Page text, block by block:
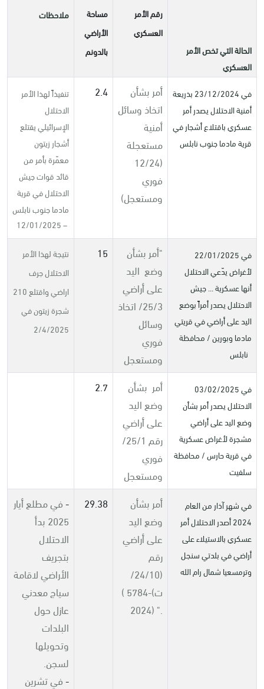
الحالة التي تخص الأمر
العسكري
رقم الأمر
العسكري
مساحة
الأراضي
بالدونم
ملاحظات
في 23/12/2024 بذريعة
أمنية الاحتلال يصدر أمر
عسكري باقتلاع أشجار في
قرية مادما جنوب نابلس
أمر بشأن
اتخاذ وسائل
أمنية
مستعجلة
(12/24
فوري
ومستعجل)
2.4
تنفيذاً لهذا الأمر
الاحتلال
الإسرائيلي يقتلع
أشجار زيتون
معمّرة بأمر من
قائد قوات جيش
الاحتلال في قرية
مادما جنوب نابلس
– 12/01/2025
في 22/01/2025
لأغراض يدّعي الاحتلال
أنها عسكرية ... جيش
الاحتلال يصدر أمراً بوضع
اليد على أراضي في قريتي
مادما وبورين / محافظة
نابلس
"أمر بشأن
وضع اليد
على أراضي
25/3/ اتخاذ
وسائل
فوري
ومستعجل
15
نتيجة لهذا الأمر
الاحتلال جرف
اراضي واقتلع 210
شجرة زيتون في
2/4/2025
في 03/02/2025
الاحتلال يصدر أمر بشأن
وضع اليد على أراضي
مشجرة لأغراض عسكرية
في قرية حارس / محافظة
سلفيت
أمر بشأن
وضع اليد
على أراضي
رقم 25/1/
فوري
ومستعجل
2.7
في شهر آذار من العام
2024 أصدر الاحتلال أمر
عسكري بالاستيلاء على
أراضي في بلدتي سنجل
وترمسعيا شمال رام الله
أمر بشأن
وضع اليد
على أراضي
رقم
(24/10/
ت)( 5784-
2024) ".
29.38
-في مطلع أيار
2025 بدأ
الاحتلال
بتجريف
الأراضي لاقامة
سياج معدني
عازل حول
البلدات
وتحويلها
لسجن.
-في تشرين